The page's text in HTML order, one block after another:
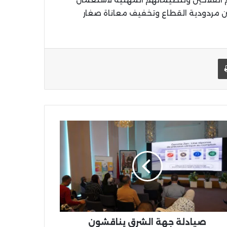
مردودية القطاع وتخفيف معاناة صغار
اطبعها
صيادلة جهة الشرق يناقشون